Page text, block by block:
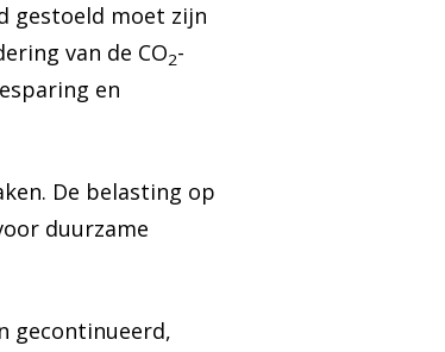
gestoeld moet zijn
van de CO2-
en
De belasting op
duurzame
gecontinueerd,